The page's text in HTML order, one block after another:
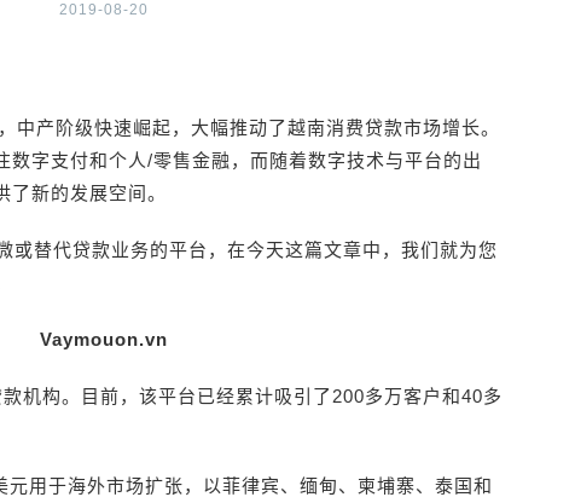
2019-08-20
中产阶级快速崛起，大幅推动了越南消费贷款市场增长。
数字支付和个人/零售金融，而随着数字技术与平台的出
新的发展空间。
或替代贷款业务的平台，在今天这篇文章中，我们就为您
Vaymouon.vn
机构。目前，该平台已经累计吸引了200多万客户和40多
用于海外市场扩张，以菲律宾、缅甸、柬埔寨、泰国和